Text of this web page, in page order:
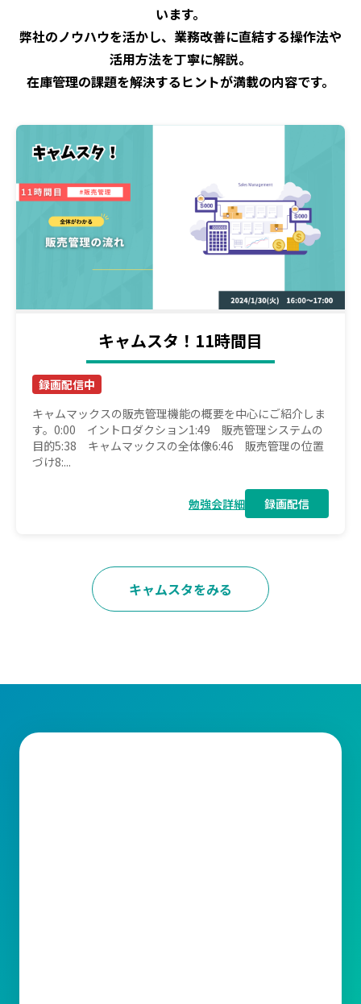
います。
弊社のノウハウを活かし、業務改善に直結する操作法や
活用方法を丁寧に解説。
在庫管理の課題を解決するヒントが満載の内容です。
キャムスタ！11時間目
録画配信中
キャムマックスの販売管理機能の概要を中心にご紹介しま
す。0:00 イントロダクション1:49 販売管理システムの
目的5:38 キャムマックスの全体像6:46 販売管理の位置
づけ8:...
勉強会詳細 録画配信
キャムスタをみる